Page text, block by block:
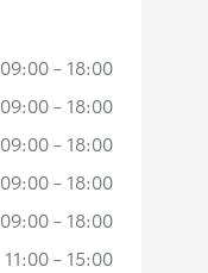
09:00 - 18:00
09:00 - 18:00
09:00 - 18:00
09:00 - 18:00
09:00 - 18:00
11:00 - 15:00